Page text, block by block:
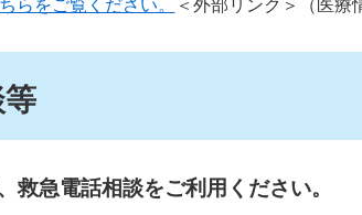
らをご覧ください。
＜外部リンク＞ （医療
救急電話相談をご利用ください。